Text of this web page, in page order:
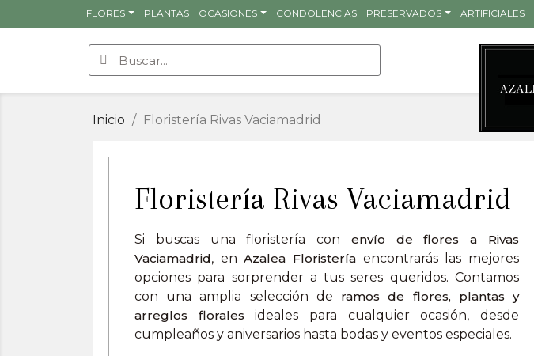
FLORES PLANTAS OCASIONES CONDOLENCIAS PRESERVADOS ARTIFICIALES
Inicio Floristería Rivas Vaciamadrid
Floristería Rivas Vaciamadrid
Si buscas una floristería con envío de flores a Rivas
Vaciamadrid, enAzalea Floristería encontrarás las mejores
opciones para sorprender a tus seres queridos. Contamos
con una amplia selección de ramos de flores, plantas y
arreglos floralesideales para cualquier ocasión, desde
cumpleaños y aniversarios hasta bodas y eventos especiales.